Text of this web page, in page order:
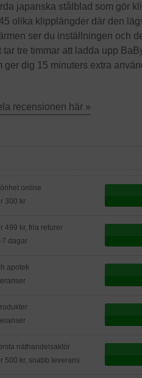
japanska stålblad som gör
olika klipplängder där den
ser du inställningen och
tre timmar att ladda upp
dig 15 minuters extra
recensionen här »
online
300 kr
499 kr, fria returer
7 dagar
apotek
näthandelsaktör
500 kr, snabb leverans